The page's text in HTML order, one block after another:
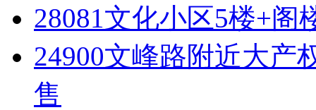
28081文化小区5楼+阁
24900文峰路附近大产
售